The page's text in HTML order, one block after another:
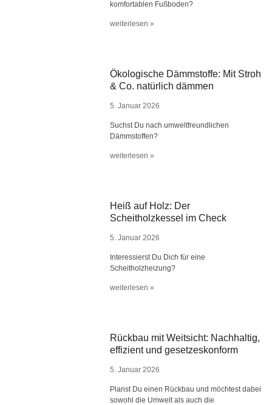
komfortablen Fußboden?
weiterlesen »
Ökologische Dämmstoffe: Mit Stroh
& Co. natürlich dämmen
5. Januar 2026
Suchst Du nach umweltfreundlichen
Dämmstoffen?
weiterlesen »
Heiß auf Holz: Der
Scheitholzkessel im Check
5. Januar 2026
Interessierst Du Dich für eine
Scheitholzheizung?
weiterlesen »
Rückbau mit Weitsicht: Nachhaltig,
effizient und gesetzeskonform
5. Januar 2026
Planst Du einen Rückbau und möchtest dabei
sowohl die Umwelt als auch die